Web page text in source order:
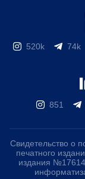
520k 74k
851
Свидетельство о
печатного
издания